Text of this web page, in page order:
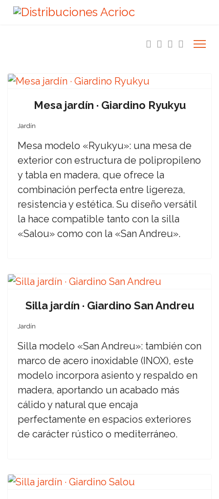
Mesa jardín · Giardino Ryukyu
Jardín
Mesa modelo «Ryukyu»: una mesa de
exterior con estructura de polipropileno
y tabla en madera, que ofrece la
combinación perfecta entre ligereza,
resistencia y estética. Su diseño versátil
la hace compatible tanto con la silla
«Salou» como con la «San Andreu».
Silla jardín · Giardino San Andreu
Jardín
Silla modelo «San Andreu»: también con
marco de acero inoxidable (INOX), este
modelo incorpora asiento y respaldo en
madera, aportando un acabado más
cálido y natural que encaja
perfectamente en espacios exteriores
de carácter rústico o mediterráneo.